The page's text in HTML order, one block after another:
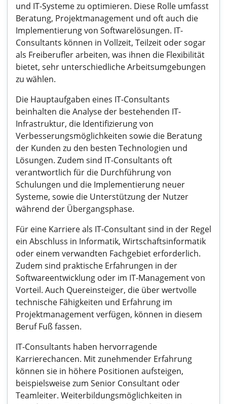
und IT-Systeme zu optimieren. Diese Rolle umfasst
Beratung, Projektmanagement und oft auch die
Implementierung von Softwarelösungen. IT-
Consultants können in Vollzeit, Teilzeit oder sogar
als Freiberufler arbeiten, was ihnen die Flexibilität
bietet, sehr unterschiedliche Arbeitsumgebungen
zu wählen.
Die Hauptaufgaben eines IT-Consultants
beinhalten die Analyse der bestehenden IT-
Infrastruktur, die Identifizierung von
Verbesserungsmöglichkeiten sowie die Beratung
der Kunden zu den besten Technologien und
Lösungen. Zudem sind IT-Consultants oft
verantwortlich für die Durchführung von
Schulungen und die Implementierung neuer
Systeme, sowie die Unterstützung der Nutzer
während der Übergangsphase.
Für eine Karriere als IT-Consultant sind in der Regel
ein Abschluss in Informatik, Wirtschaftsinformatik
oder einem verwandten Fachgebiet erforderlich.
Zudem sind praktische Erfahrungen in der
Softwareentwicklung oder im IT-Management von
Vorteil. Auch Quereinsteiger, die über wertvolle
technische Fähigkeiten und Erfahrung im
Projektmanagement verfügen, können in diesem
Beruf Fuß fassen.
IT-Consultants haben hervorragende
Karrierechancen. Mit zunehmender Erfahrung
können sie in höhere Positionen aufsteigen,
beispielsweise zum Senior Consultant oder
Teamleiter. Weiterbildungsmöglichkeiten in